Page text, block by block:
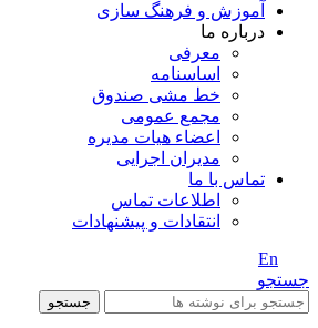
آموزش و فرهنگ سازی
درباره ما
معرفی
اساسنامه
خط مشی صندوق
مجمع عمومی
اعضاء هیات مدیره
مدیران اجرایی
تماس با ما
اطلاعات تماس
انتقادات و پیشنهادات
En
جستجو
جستجو